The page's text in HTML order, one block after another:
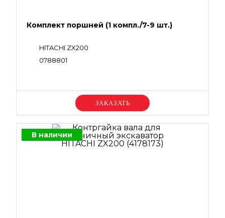
Комплект поршней (1 компл./7-9 шт.)
HITACHI ZX200
0788801
Уточняйте цену
В наличии